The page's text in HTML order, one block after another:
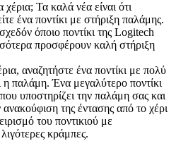
Τα καλά νέα είναι ότι
ένα ποντίκι με στήριξη παλάμης.
όποιο ποντίκι της Logitech
προσφέρουν καλή στήριξη
αναζητήστε ένα ποντίκι με πολύ
παλάμη. Ένα μεγαλύτερο ποντίκι
υποστηρίζει την παλάμη σας και
της έντασης από το χέρι
του ποντικιού με
κράμπες.